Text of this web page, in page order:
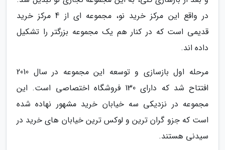
در واقع این مرکز خرید نو، مجموعه ای از 4 مرکز خرید
قدیمی است که در کنار هم یک مجموعه بزرگتر را تشکیل
داده اند.
مرحله اول بازسازی و توسعه این مجموعه در سال 2010
افتتاح شد که دارای 130 فروشگاه اختصاصی است. این
مجموعه در نزدیکی سه خیابان خرید مشهور نهاده شده
است که جزو گران ترین و لوکس ترین خیابان های خرید در
سیدنی هستند.